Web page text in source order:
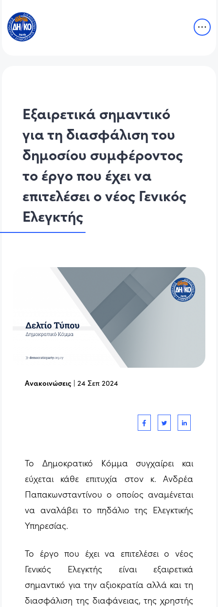
Εξαιρετικά σημαντικό
για τη διασφάλιση του
δημοσίου συμφέροντος
το έργο που έχει να
επιτελέσει ο νέος Γενικός
Ελεγκτής
Ανακοινώσεις |24 Σεπ 2024
Το Δημοκρατικό Κόμμα συγχαίρει και
εύχεται κάθε επιτυχία στον κ. Ανδρέα
Παπακωνσταντίνου ο οποίος αναμένεται
να αναλάβει το πηδάλιο της Ελεγκτικής
Υπηρεσίας.
Το έργο που έχει να επιτελέσει ο νέος
Γενικός Ελεγκτής είναι εξαιρετικά
σημαντικό για την αξιοκρατία αλλά και τη
διασφάλιση της διαφάνειας, της χρηστής